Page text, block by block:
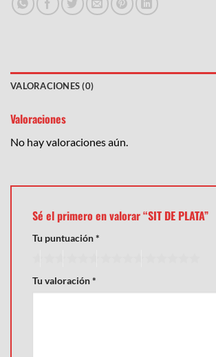
VALORACIONES (0)
Valoraciones
No hay valoraciones aún.
Sé el primero en valorar “SIT DE PLATA”
Tu puntuación*
Tu valoración*